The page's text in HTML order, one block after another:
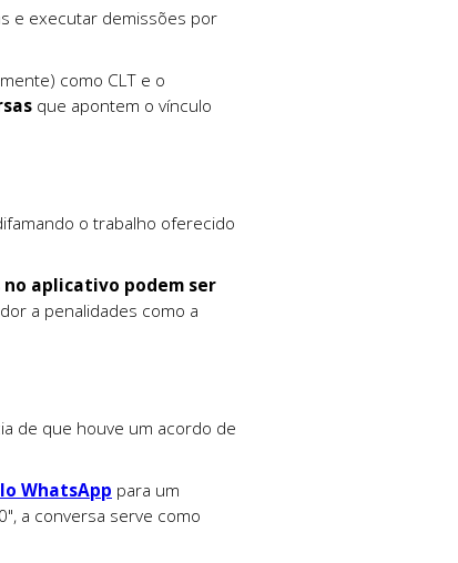
e executar demissões por
como CLT e o
que apontem o vínculo
o trabalho oferecido
aplicativo podem ser
a penalidades como a
de que houve um acordo de
WhatsApp para um
a conversa serve como